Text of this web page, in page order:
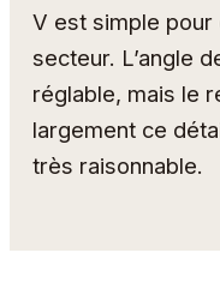
V est simple pour
secteur. L’angle
réglable, mais le
largement ce
très raisonnable.